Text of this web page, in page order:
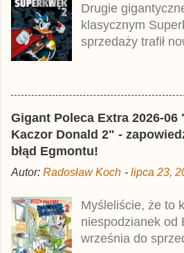
Drugie
klasycznym
sprzedaży trafił
Jest to kolejny
wynosi 49,99 zł i
rabatem na
odpowiadał Jacek
Publikacja jest
Taschenbuch
który trafił do
2025 roku.
Gigant Poleca Extra 2026-06
Kaczor Donald 2" -
błąd Egmontu!
Autor: Radosław Koch - lipca 23,
Myśleliście, że to
niespodzianek od
września do